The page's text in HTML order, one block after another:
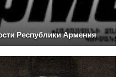
Республики Армения